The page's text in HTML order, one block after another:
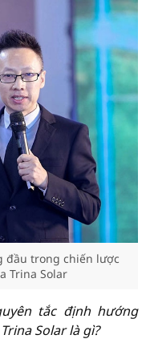
đầu trong chiến lược
Trina Solar
tắc định hướng
Solar là gì?